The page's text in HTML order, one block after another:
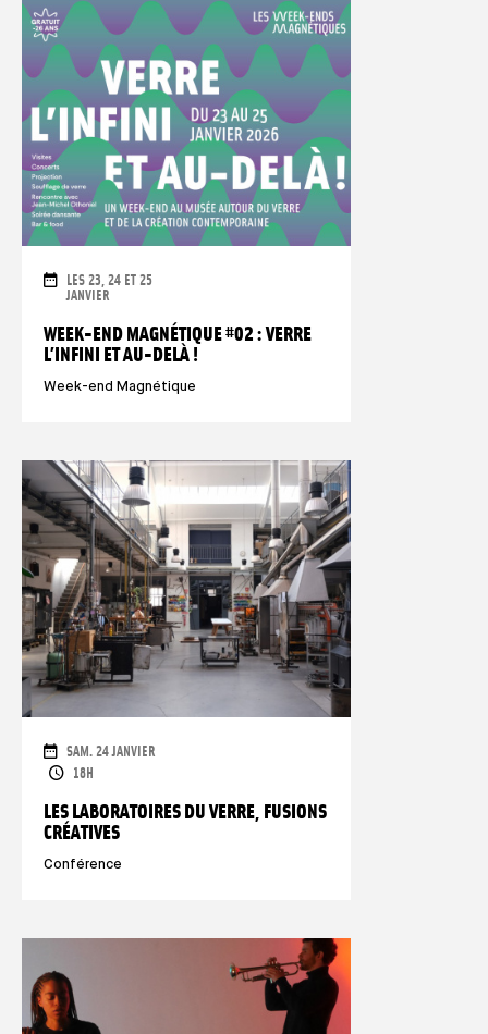
WEEK-END MAGNÉTIQUE #02 : VERRE
L’INFINI ET AU-DELÀ !
Week-end Magnétique
DAUER
LES 23, 24 ET 25
JANVIER
LES LABORATOIRES DU VERRE, FUSIONS
CRÉATIVES
Conférence
DAUER
SAM. 24 JANVIER
ÖFFNUNGSZEITEN
18H